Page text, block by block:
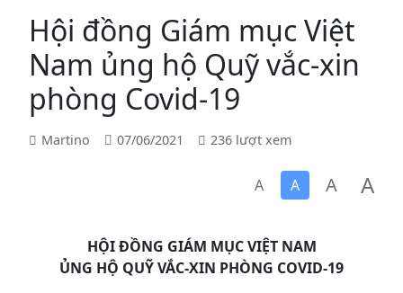
Hội đồng Giám mục Việt
Nam ủng hộ Quỹ vắc-xin
phòng Covid-19
Martino 07/06/2021 236 lượt xem
A A A A
HỘI ĐỒNG GIÁM MỤC VIỆT NAM
ỦNG HỘ QUỸ VẮC-XIN PHÒNG COVID-19